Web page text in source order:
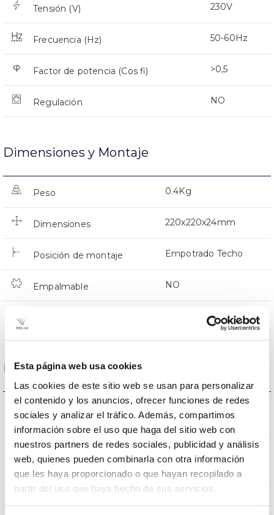
Esta página web usa cookies
Las cookies de este sitio web se usan para personalizar
el contenido y los anuncios, ofrecer funciones de redes
sociales y analizar el tráfico. Además, compartimos
información sobre el uso que haga del sitio web con
nuestros partners de redes sociales, publicidad y análisis
web, quienes pueden combinarla con otra información
que les haya proporcionado o que hayan recopilado a
partir del uso que haya hecho de sus servicios.
Tensión (V) 230V
Frecuencia (Hz) 50-60Hz
Factor de potencia (Cos fi) >0,5
Regulación NO
Dimensiones y Montaje
Peso 0.4Kg
Dimensiones 220x220x24mm
Posición de montaje Empotrado Techo
Empalmable NO
Datos ópticos
Temperatura de color
3000K-4000K-
6500K
CRI Índice de repr.
cromática
80